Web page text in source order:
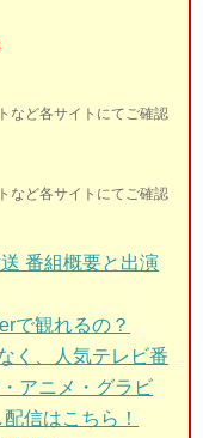
など各サイトにてご確認
など各サイトにてご確認
番組概要と出演
で観れるの？
く、人気テレビ番
アニメ・グラビ
信はこちら！